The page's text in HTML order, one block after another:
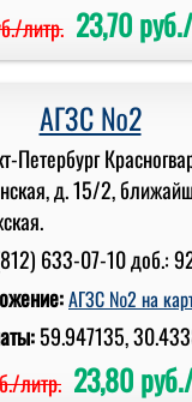
литр. 23,70
АГЗС №2
Петербург
д. 15/2,
633-07-10 доб.:
АГЗС №2 на
59.947135,
литр. 23,80